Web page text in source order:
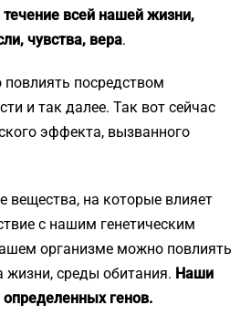
всей нашей жизни,
чувства, вера.
посредством
и так далее. Так вот сейчас
эффекта, вызванного
вещества, на которые влияет
с нашим генетическим
организме можно повлиять
среды обитания. Наши
генов.